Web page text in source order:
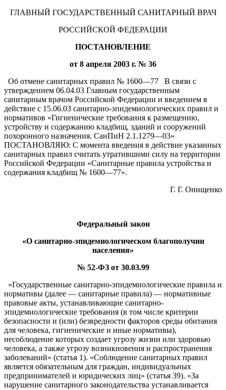
ГЛАВНЫЙ ГОСУДАРСТВЕННЫЙ САНИТАРНЫЙ ВРАЧ
РОССИЙСКОЙ ФЕДЕРАЦИИ
ПОСТАНОВЛЕНИЕ
от 8 апреля 2003 г. № 36
Об отмене санитарных правил № 1600—77 В связи с
утверждением 06.04.03 Главным государственным
санитарным врачом Российской Федерации и введением в
действие с 15.06.03 санитарно-эпидемиологических правил и
нормативов «Гигиенические требования к размещению,
устройству и содержанию кладбищ, зданий и сооружений
похоронного назначения. СанПиН 2.1.1279—03»
ПОСТАНОВЛЯЮ: С момента введения в действие указанных
санитарных правил считать утратившими силу на территории
Российской Федерации «Санитарные правила устройства и
содержания кладбищ № 1600—77».
Г. Г. Онищенко
Федеральный закон
«О санитарно-эпидемиологическом благополучии
населения»
№ 52-ФЗ от 30.03.99
«Государственные санитарно-эпидемиологические правила и
нормативы (далее — санитарные правила) — нормативные
правовые акты, устанавливающие санитарно-
эпидемиологические требования (в том числе критерии
безопасности и (или) безвредности факторов среды обитания
для человека, гигиенические и иные нормативы),
несоблюдение которых создает угрозу жизни или здоровью
человека, а также угрозу возникновения и распространения
заболеваний» (статья 1). «Соблюдение санитарных правил
является обязательным для граждан, индивидуальных
предпринимателей и юридических лиц» (статья 39). «За
нарушение санитарного законодательства устанавливается